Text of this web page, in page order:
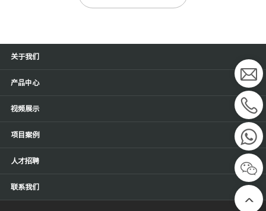
关于我们
产品中心
视频展示
项目案例
人才招聘
联系我们